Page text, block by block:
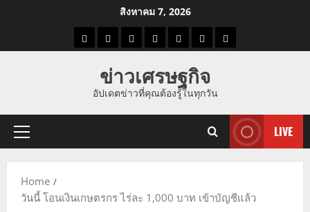
สิงหาคม 7, 2026
ราคาแนว
ราคา
ทอง
ข่าว
นี้
ข่าว
ดูด
ที่
ผู้ชาย
ข่าวเศรษฐกิจ
อัปเดตข่าวที่คุณต้องรู้ในทุกวัน
Primary
LIVE
Home
วันนี้ โอนเงินเกษตรกร ไร่ละ 1,000 บาท เข้าบัญชีแล้ว